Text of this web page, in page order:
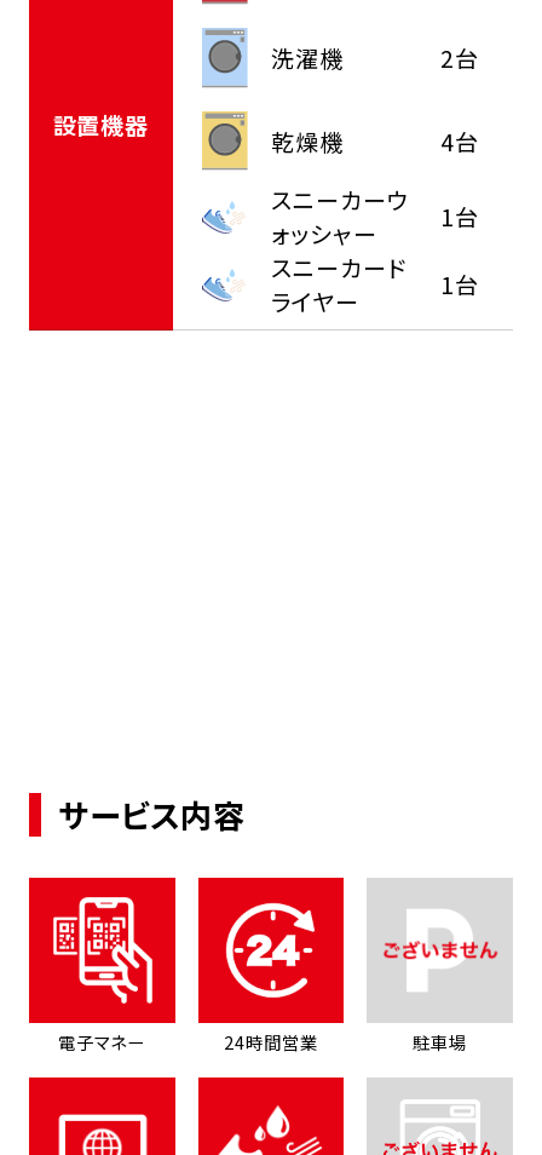
設置機器
洗濯機 2台
乾燥機
4台
スニーカーウ
ォッシャー
1台
スニーカード
ライヤー
1台
サービス内容
電子マネー 24時間営業 駐車場